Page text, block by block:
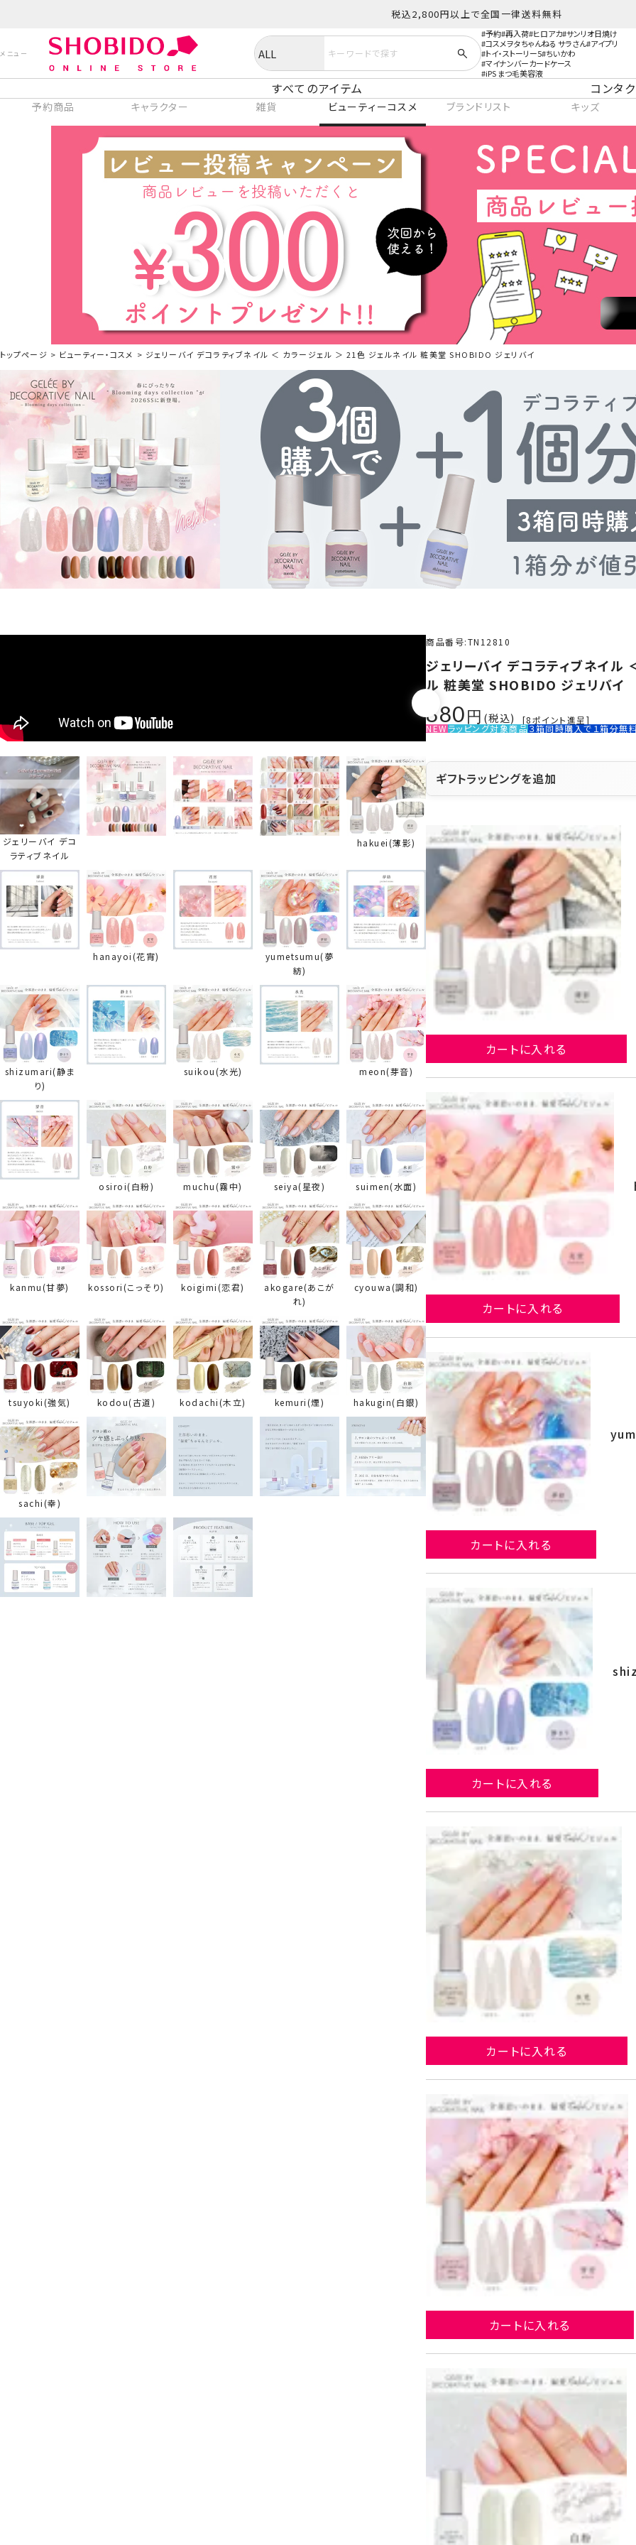
税込2,800円以上で全国一律送料無料
予約 再入荷 ヒロアカ サンリオ日焼け
コスメヲタちゃんねる サラさん アイプリ
トイ・ストーリー5 ちいかわ
マイナンバーカードケース
iPS まつ毛美容液
すべてのアイテム コンタ
予約商品 キャラクター 雑貨 ビューティーコスメ ブランドリスト キッズ
トップページ ビューティー・コスメ ジェリーバイ デコラティブネイル ＜ カラージェル ＞ 21色 ジェルネイル 粧美堂 SHOBIDO ジェリバイ
ジェリーバイ デコ
ラティブネイル
hakuei(薄影)
hanayoi(花宵)
yumetsumu(夢
紡)
shizumari(静ま
り)
suikou(水光) meon(芽音)
osiroi(白粉) muchu(霧中) seiya(星夜) suimen(水面)
kanmu(甘夢) kossori(こっそり) koigimi(恋君)
akogare(あこが
れ)
cyouwa(調和)
tsuyoki(強気) kodou(古道) kodachi(木立) kemuri(煙) hakugin(白銀)
sachi(幸)
商品番号 TN12810
ジェリーバイ デコラティブネイ
ル 粧美堂 SHOBIDO ジェリバイ
880 税込 [8ポイント進呈]
NEWラッピング対象商品３箱同時購入で１箱分無
ギフトラッピングを追加
カートに入れる
カートに入れる
カートに入れる
カートに入れる
カートに入れる
カートに入れる